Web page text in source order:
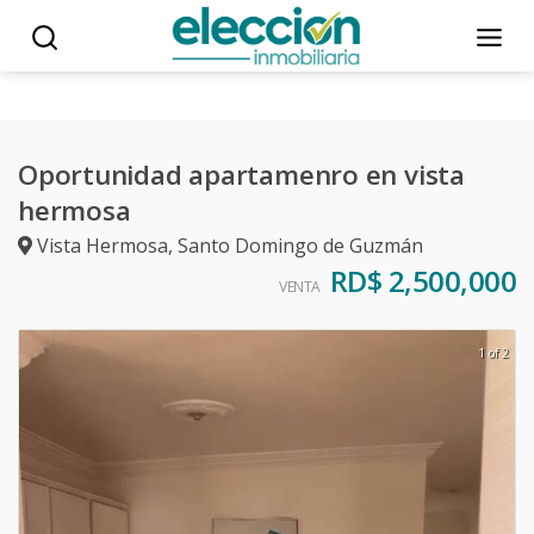
Oportunidad apartamenro en vista
hermosa
Vista Hermosa, Santo Domingo de Guzmán
VENTA RD$ 2,500,000
1 of 2